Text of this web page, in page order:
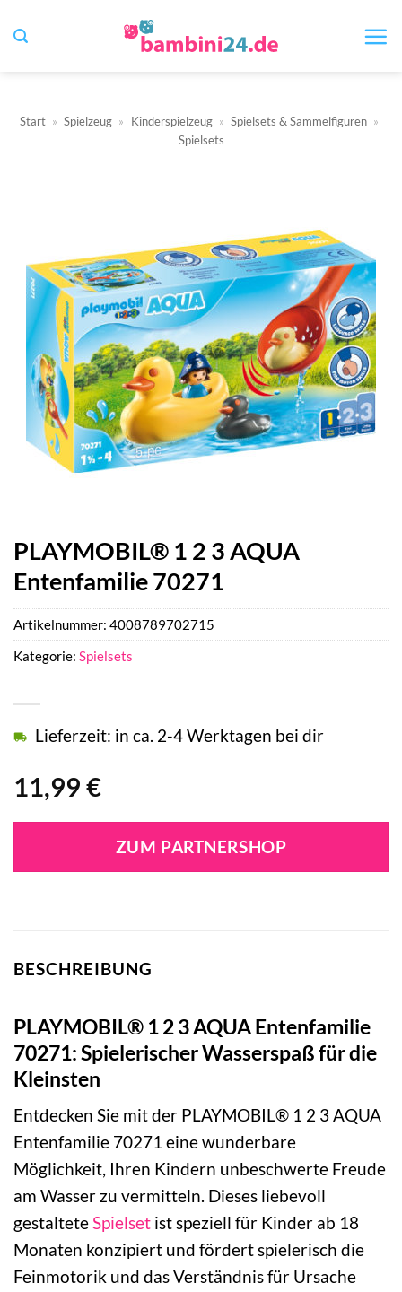
Inhalt
Start » Spielzeug » Kinderspielzeug » Spielsets & Sammelfiguren »
Spielsets
PLAYMOBIL® 1 2 3 AQUA
Entenfamilie 70271
11,99 €
Lieferzeit: in ca. 2-4 Werktagen bei dir
ZUM PARTNERSHOP
Artikelnummer: 4008789702715
Kategorie: Spielsets
BESCHREIBUNG
PLAYMOBIL® 1 2 3 AQUA Entenfamilie
70271: Spielerischer Wasserspaß für die
Kleinsten
Entdecken Sie mit der PLAYMOBIL® 1 2 3 AQUA
Entenfamilie 70271 eine wunderbare
Möglichkeit, Ihren Kindern unbeschwerte Freude
am Wasser zu vermitteln. Dieses liebevoll
gestalteteSpielset ist speziell für Kinder ab 18
Monaten konzipiert und fördert spielerisch die
Feinmotorik und das Verständnis für Ursache